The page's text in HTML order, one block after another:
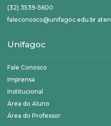
(32) 3539-5600
faleconosco@unifagoc.edu.br
Unifagoc
Fale Conosco
Imprensa
Institucional
Área do Aluno
Área do Professor